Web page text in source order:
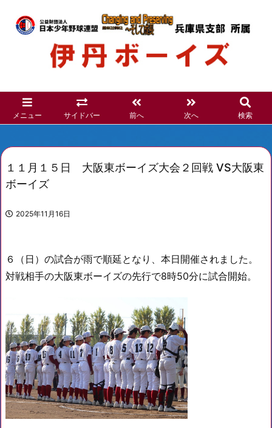
メニュー サイドバー 前へ 次へ 検索
１１月１５日 大阪東ボーイズ大会２回戦 VS大阪東
ボーイズ
2025年11月16日
６（日）の試合が雨で順延と なり、本日開催されました。
対戦相手の大阪東ボーイズの先行で8時50分に試合開始。